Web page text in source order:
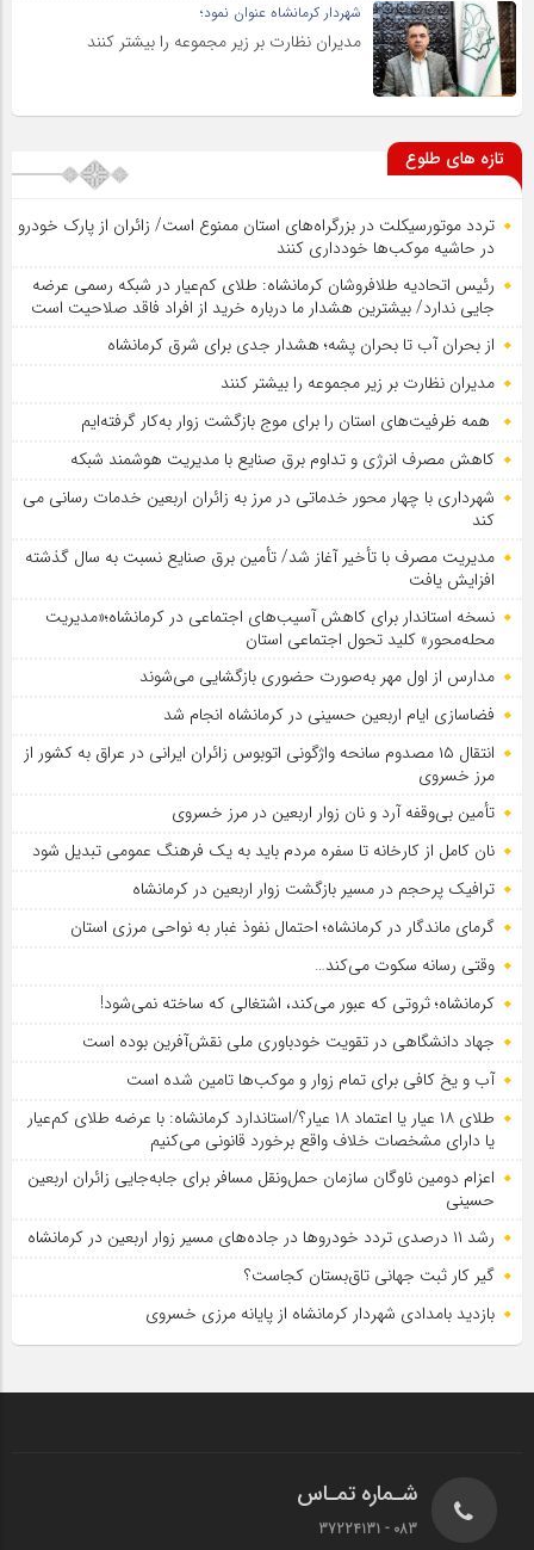
شهردار کرمانشاه عنوان نمود؛
مدیران نظارت بر زیر مجموعه را بیشتر کنند
تازه های طلوع
تردد موتورسیکلت در بزرگراه‌های استان ممنوع است/ زائران از پارک خودرو
در حاشیه موکب‌ها خودداری کنند
رئیس اتحادیه طلافروشان کرمانشاه: طلای کم‌عیار در شبکه رسمی عرضه
جایی ندارد/ بیشترین هشدار ما درباره خرید از افراد فاقد صلاحیت است
از بحران آب تا بحران پشه؛ هشدار جدی برای شرق کرمانشاه
مدیران نظارت بر زیر مجموعه را بیشتر کنند
همه ظرفیت‌های استان را برای موج بازگشت زوار به‌کار گرفته‌ایم
کاهش مصرف انرژی و تداوم برق صنایع با مدیریت هوشمند شبکه
شهرداری با چهار محور خدماتی در مرز به زائران اربعین خدمات رسانی می
کند
مدیریت مصرف با تأخیر آغاز شد/ تأمین برق صنایع نسبت به سال گذشته
افزایش یافت
نسخه استاندار برای کاهش آسیب‌های اجتماعی در کرمانشاه؛«مدیریت
محله‌محور» کلید تحول اجتماعی استان
مدارس از اول مهر به‌صورت حضوری بازگشایی می‌شوند
فضاسازی ایام اربعین حسینی در کرمانشاه انجام شد
انتقال ۱۵ مصدوم سانحه واژگونی اتوبوس زائران ایرانی در عراق به کشور از
مرز خسروی
تأمین بی‌وقفه آرد و نان زوار اربعین در مرز خسروی
نان کامل از کارخانه تا سفره مردم باید به یک فرهنگ عمومی تبدیل شود
ترافیک پرحجم در مسیر بازگشت زوار اربعین در کرمانشاه
گرمای ماندگار در کرمانشاه؛ احتمال نفوذ غبار به نواحی مرزی استان
وقتی رسانه سکوت می‌کند…
کرمانشاه؛ ثروتی که عبور می‌کند، اشتغالی که ساخته نمی‌شود!
جهاد دانشگاهی در تقویت خودباوری ملی نقش‌آفرین بوده است
آب و یخ کافی برای تمام زوار و موکب‌ها تامین شده است
طلای ۱۸ عیار یا اعتماد ۱۸ عیار؟/استاندارد کرمانشاه: با عرضه طلای کم‌عیار
یا دارای مشخصات خلاف واقع برخورد قانونی می‌کنیم
اعزام دومین ناوگان سازمان حمل‌ونقل مسافر برای جابه‌جایی زائران اربعین
حسینی
رشد ۱۱ درصدی تردد خودروها در جاده‌های مسیر زوار اربعین در کرمانشاه
گیر کار ثبت جهانی تاق‌بستان کجاست؟
بازدید بامدادی شهردار کرمانشاه از پایانه مرزی خسروی
شـماره تمـاس
083 - 37224131